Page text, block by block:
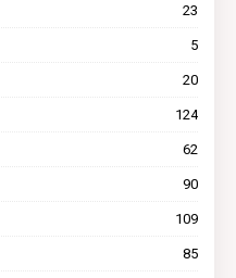
23
5
20
124
62
90
109
85